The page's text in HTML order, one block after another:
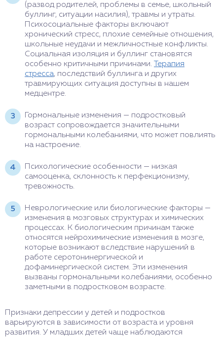
(развод родителей, проблемы в семье, школьный
буллинг, ситуации насилия), травмы и утраты.
Психосоциальные факторы включают
хронический стресс, плохие семейные отношения,
школьные неудачи и межличностные конфликты.
Социальная изоляция и буллинг становятся
особенно критичными причинами.
Терапия
стресса, последствий буллинга и других
травмирующих ситуация доступны в нашем
медцентре.
Гормональные изменения — подростковый
возраст сопровождается значительными
гормональными колебаниями, что может повлиять
на настроение.
Психологические особенности — низкая
самооценка, склонность к перфекционизму,
тревожность.
Неврологические или биологические факторы —
изменения в мозговых структурах и химических
процессах. К биологическим причинам также
относятся нейрохимические изменения в мозге,
которые возникают вследствие нарушений в
работе серотонинергической и
дофаминергической систем. Эти изменения
вызваны гормональными колебаниями, особенно
заметными в подростковом возрасте.
Признаки депрессии у детей и подростков
варьируются в зависимости от возраста и уровня
развития. У младших детей чаще наблюдаются